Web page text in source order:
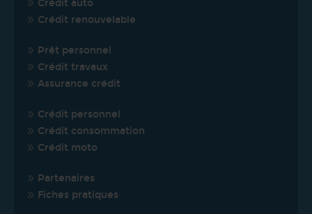
Crédit auto
Crédit renouvelable
Prêt personnel
Crédit travaux
Assurance crédit
Crédit personnel
Crédit consommation
Crédit moto
Partenaires
Fiches pratiques